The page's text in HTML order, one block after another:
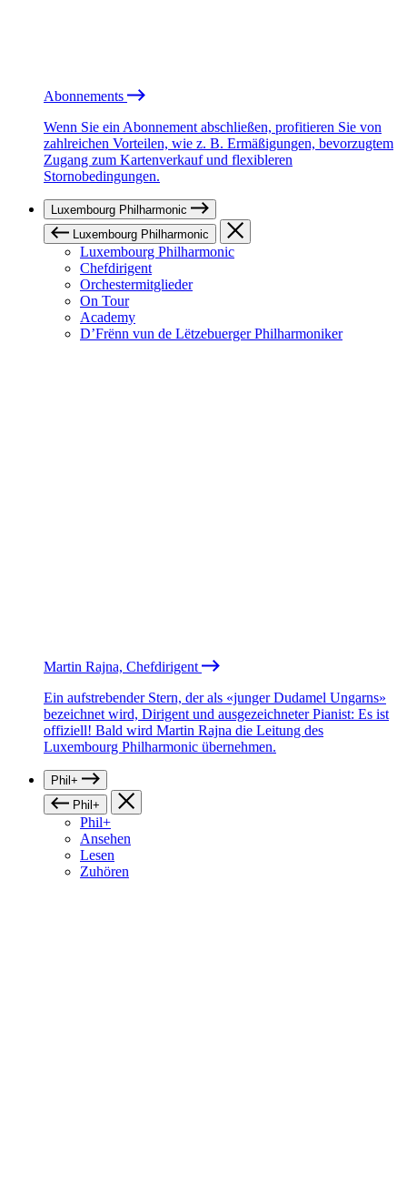
Abonnements
Wenn Sie ein Abonnement abschließen, profitieren Sie von
zahlreichen Vorteilen, wie z. B. Ermäßigungen, bevorzugtem
Zugang zum Kartenverkauf und flexibleren
Stornobedingungen.
Luxembourg Philharmonic
Luxembourg Philharmonic
Luxembourg Philharmonic
Chefdirigent
Orchestermitglieder
On Tour
Academy
D’Frënn vun de Lëtzebuerger Philharmoniker
Martin Rajna, Chefdirigent
Ein aufstrebender Stern, der als «junger Dudamel Ungarns»
bezeichnet wird, Dirigent und ausgezeichneter Pianist: Es ist
offiziell! Bald wird Martin Rajna die Leitung des
Luxembourg Philharmonic übernehmen.
Phil+
Phil+
Phil+
Ansehen
Lesen
Zuhören